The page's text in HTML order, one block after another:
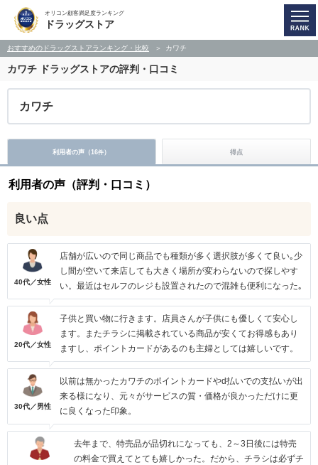
オリコン顧客満足度ランキング
ドラッグストア
おすすめのドラッグストアランキング・比較 カワチ
カワチ ドラッグストアの評判・口コミ
カワチ
利用者の声（16件） 得点
利用者の声（評判・口コミ）
良い点
40代／女性
店舗が広いので同じ商品でも種類が多く選択肢が多くて良い｡少
し間が空いて来店しても大きく場所が変わらないので探しやす
い。最近はセルフのレジも設置されたので混雑も便利になった｡
20代／女性
子供と買い物に行きます。店員さんが子供にも優しくて安心し
ます。またチラシに掲載されている商品が安くてお得感もあり
ますし、ポイントカードがあるのも主婦としては嬉しいです。
30代／男性
以前は無かったカワチのポイントカードやd払いでの支払いが出
来る様になり、元々がサービスの質・価格が良かっただけに更
に良くなった印象。
去年まで、特売品が品切れになっても、2～3日後には特売
の料金で買えてとても嬉しかった。だから、チラシは必ずチ